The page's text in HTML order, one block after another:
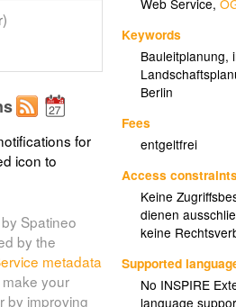
Web Service,
Keywords
Bauleitplanung,
Berlin
Fees
entgeltfrei
Access
Keine
dienen
keine
Supported
No INSPIRE
language
for
icon to
Spatineo
by the
metadata
your
by improving